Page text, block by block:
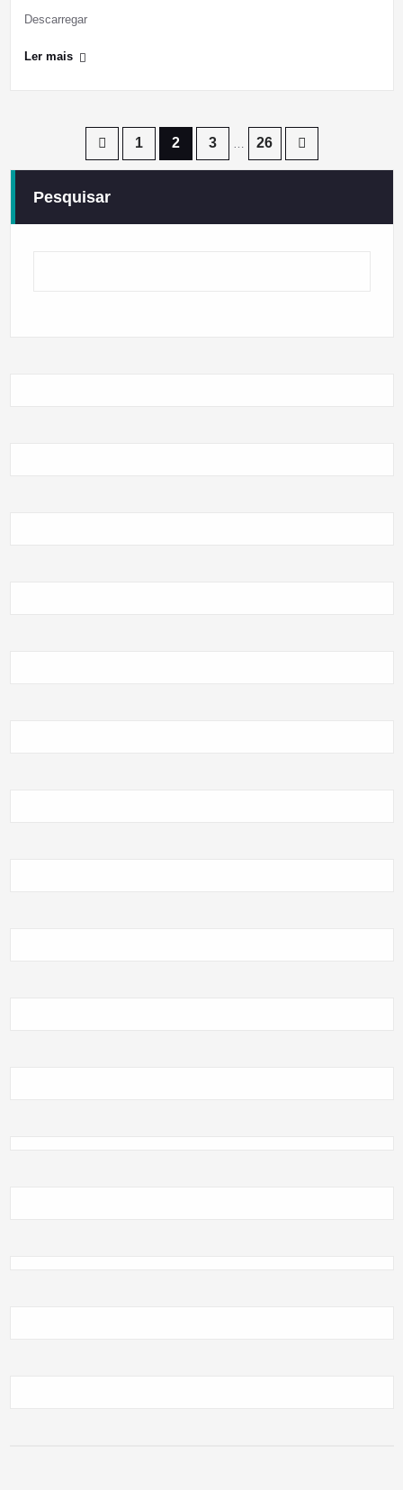
Descarregar
Ler mais
Paginação
conteúdos
1 2 3 … 26
Pesquisar